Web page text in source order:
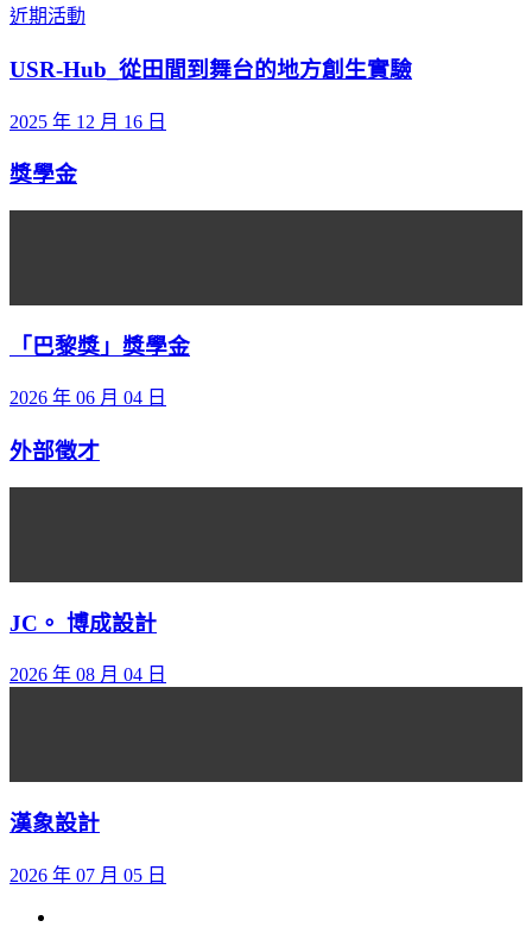
近期活動
USR-Hub_從田間到舞台的地方創生實驗
2025 年 12 月 16 日
獎學金
「巴黎獎」獎學金
2026 年 06 月 04 日
外部徵才
JC。 博成設計
2026 年 08 月 04 日
漢象設計
2026 年 07 月 05 日